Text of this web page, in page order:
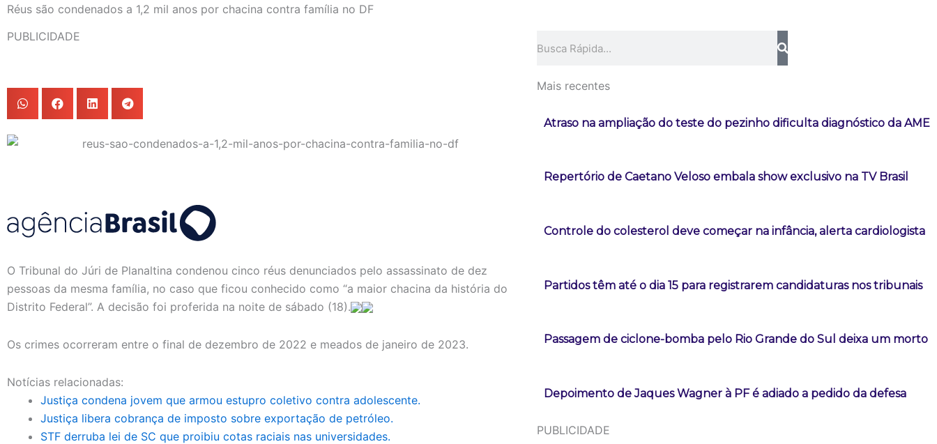
Réus são condenados a 1,2 mil anos por chacina contra família no DF
PUBLICIDADE
O Tribunal do Júri de Planaltina condenou cinco réus denunciados pelo assassinato de dez
pessoas da mesma família, no caso que ficou conhecido como “a maior chacina da história do
Distrito Federal”. A decisão foi proferida na noite de sábado (18).
Os crimes ocorreram entre o final de dezembro de 2022 e meados de janeiro de 2023.
Notícias relacionadas:
Justiça condena jovem que armou estupro coletivo contra adolescente.
Justiça libera cobrança de imposto sobre exportação de petróleo.
STF derruba lei de SC que proibiu cotas raciais nas universidades.
Mais recentes
Atraso na ampliação do teste do pezinho dificulta diagnóstico da AME
Repertório de Caetano Veloso embala show exclusivo na TV Brasil
Controle do colesterol deve começar na infância, alerta cardiologista
Partidos têm até o dia 15 para registrarem candidaturas nos tribunais
Passagem de ciclone-bomba pelo Rio Grande do Sul deixa um morto
Depoimento de Jaques Wagner à PF é adiado a pedido da defesa
PUBLICIDADE